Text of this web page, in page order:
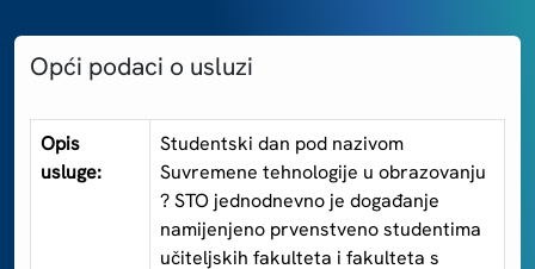
Za matične ustanove
Kontakt
Opći podaci o usluzi
Opis
usluge:
Studentski dan pod nazivom
Suvremene tehnologije u obrazovanju
? STO jednodnevno je događanje
namijenjeno prvenstveno studentima
učiteljskih fakulteta i fakulteta s